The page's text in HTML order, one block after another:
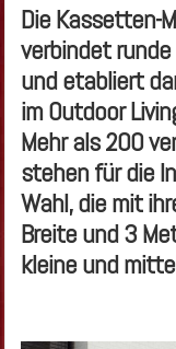
Die Kassetten-
verbindet
und etabliert
im Outdoor
Mehr als 200
stehen für die
Wahl, die mit
Breite und 3
kleine und